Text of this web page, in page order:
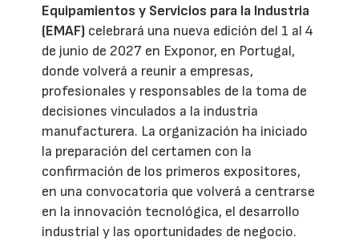
Equipamientos y Servicios para la Industria
(EMAF) celebrará una nueva edición del 1 al 4
de junio de 2027 en Exponor, en Portugal,
donde volverá a reunir a empresas,
profesionales y responsables de la toma de
decisiones vinculados a la industria
manufacturera. La organización ha iniciado
la preparación del certamen con la
confirmación de los primeros expositores,
en una convocatoria que volverá a centrarse
en la innovación tecnológica, el desarrollo
industrial y las oportunidades de negocio.